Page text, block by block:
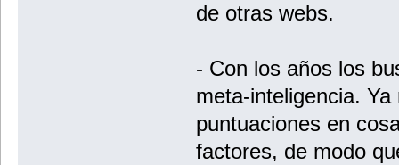
de otras webs.
- Con los años los
meta-inteligencia.
puntuaciones en
factores, de modo